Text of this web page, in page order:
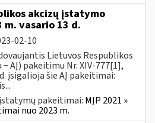
akcizų įstatymo
vasario 13 d.
02-10
Lietuvos Respublikos
AĮ) pakeitimu Nr. XIV-777[1],
įsigalioja šie AĮ pakeitimai:
pakeitimai: MĮP 2021 »
nuo 2023 m.